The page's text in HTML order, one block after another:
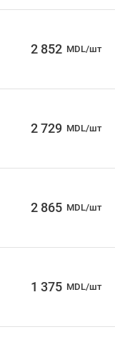
2 852 MDL/шт
2 729 MDL/шт
2 865 MDL/шт
1 375 MDL/шт